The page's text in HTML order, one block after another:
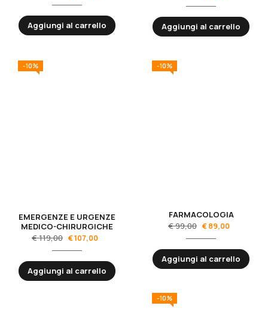
Aggiungi al carrello Aggiungi al carrello
-10%
EMERGENZE E URGENZE
MEDICO-CHIRURGICHE
€119,00 €107,00
Aggiungi al carrello
-10%
FARMACOLOGIA
€99,00 €89,00
Aggiungi al carrello
-10%